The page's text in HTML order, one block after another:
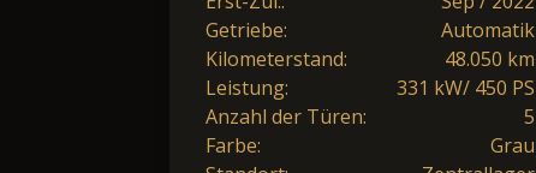
Getriebe:
Automatik
Kilometerstand:
48.050 km
Leistung:
331 kW/ 450 PS
Anzahl der Türen:
5
Farbe:
Grau